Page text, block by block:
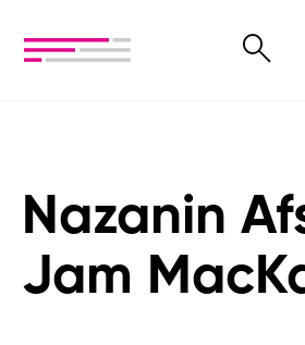
Nazanin
Jam